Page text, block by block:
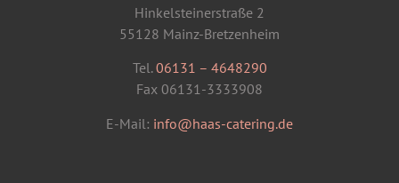
Hinkelsteinerstraße 2
55128 Mainz-Bretzenheim
Tel.06131 – 4648290
Fax 06131-3333908
E-Mail: info@haas-catering.de